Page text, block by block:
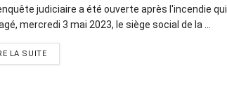
judiciaire a été ouverte après l'incendie qui
mercredi 3 mai 2023, le siège social de la ...
LA SUITE